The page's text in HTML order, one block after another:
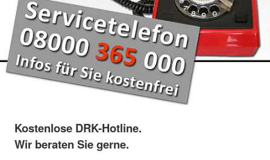
Kostenlose DRK-Hotline.
Wir beraten Sie gerne.